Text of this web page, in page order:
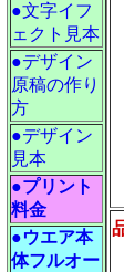
●文字イフ
ェクト見本
●デザイン
原稿の作り
方
●デザイン
見本
●プリント
料金
●ウエア本
体フルオー